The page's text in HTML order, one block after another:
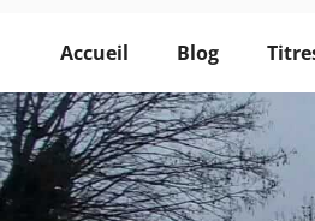
Accueil Blog